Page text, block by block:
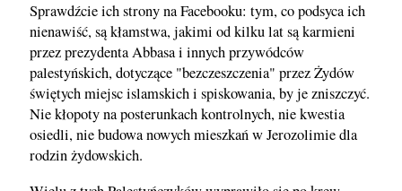
Sprawdźcie ich strony na Facebooku: tym, co podsyca ich
nienawiść, są kłamstwa, jakimi od kilku lat są karmieni
przez prezydenta Abbasa i innych przywódców
palestyńskich, dotyczące "bezczeszczenia" przez Żydów
świętych miejsc islamskich i spiskowania, by je zniszczyć.
Nie kłopoty na posterunkach kontrolnych, nie kwestia
osiedli, nie budowa nowych mieszkań w Jerozolimie dla
rodzin żydowskich.